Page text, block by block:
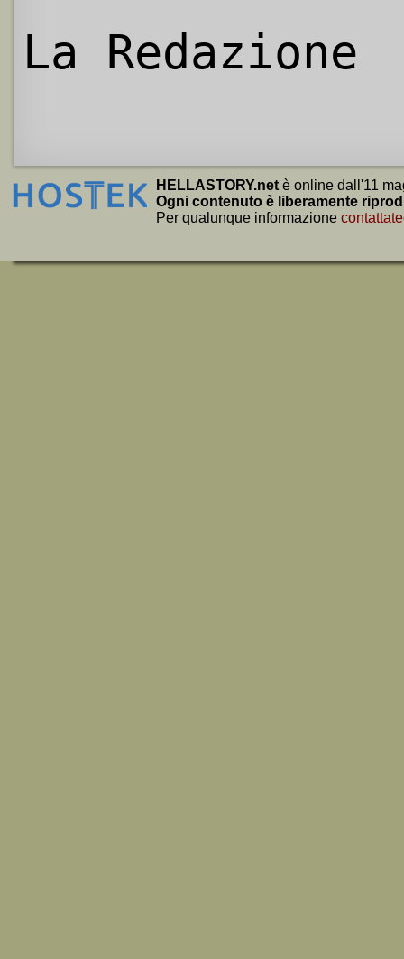
La Redazione
HELLASTORY.net è online dall'11
Ogni contenuto è liberamente
Per qualunque informazione